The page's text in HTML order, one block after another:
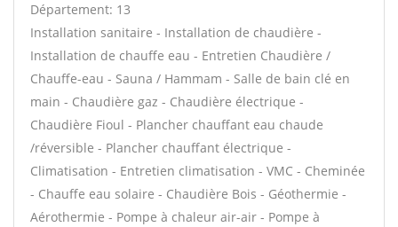
Département: 13
Installation sanitaire - Installation de chaudière -
Installation de chauffe eau - Entretien Chaudière /
Chauffe-eau - Sauna / Hammam - Salle de bain clé en
main - Chaudière gaz - Chaudière électrique -
Chaudière Fioul - Plancher chauffant eau chaude
/réversible - Plancher chauffant électrique -
Climatisation - Entretien climatisation - VMC - Cheminée
- Chauffe eau solaire - Chaudière Bois - Géothermie -
Aérothermie - Pompe à chaleur air-air - Pompe à